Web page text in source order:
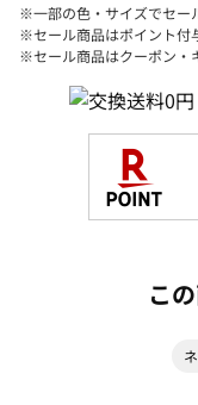
※一部の色・サイズでセー
※セール商品はポイント付
※セール商品はクーポン・
こ